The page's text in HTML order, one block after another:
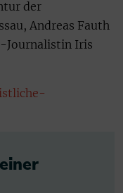
der
Andreas Fauth
Journalistin Iris